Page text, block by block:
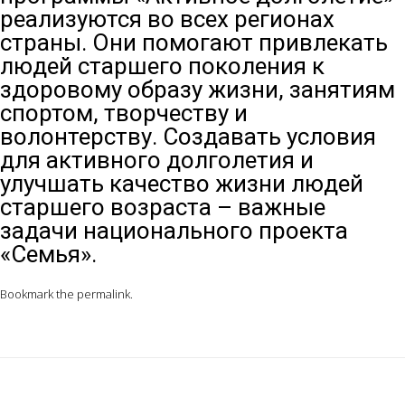
реализуются во всех регионах
страны. Они помогают привлекать
людей старшего поколения к
здоровому образу жизни, занятиям
спортом, творчеству и
волонтерству. Создавать условия
для активного долголетия и
улучшать качество жизни людей
старшего возраста – важные
задачи национального проекта
«Семья».
Bookmark the permalink.